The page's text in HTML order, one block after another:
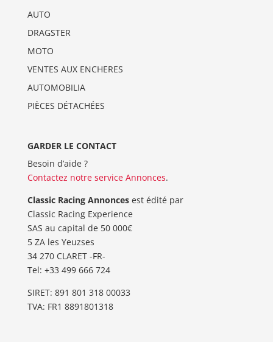
AUTO
DRAGSTER
MOTO
VENTES AUX ENCHERES
AUTOMOBILIA
PIÈCES DÉTACHÉES
GARDER LE CONTACT
Besoin d’aide ?
Contactez notre service Annonces.
Classic Racing Annoncesest édité par
Classic Racing Experience
SAS au capital de 50 000€
5 ZA les Yeuzses
34 270 CLARET -FR-
Tel: ‭+33 499 666 724‬
SIRET: 891 801 318 00033
TVA: FR1 8891801318